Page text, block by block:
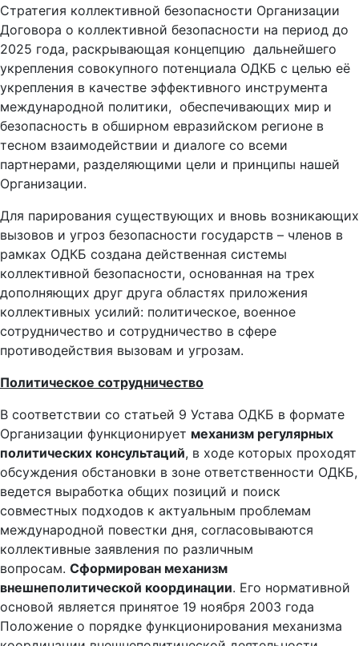
Стратегия коллективной безопасности Организации
Договора о коллективной безопасности на период до
2025 года, раскрывающая концепцию дальнейшего
укрепления совокупного потенциала ОДКБ с целью её
укрепления в качестве эффективного инструмента
международной политики, обеспечивающих мир и
безопасность в обширном евразийском регионе в
тесном взаимодействии и диалоге со всеми
партнерами, разделяющими цели и принципы нашей
Организации.
Для парирования существующих и вновь возникающих
вызовов и угроз безопасности государств – членов в
рамках ОДКБ создана действенная системы
коллективной безопасности, основанная на трех
дополняющих друг друга областях приложения
коллективных усилий: политическое, военное
сотрудничество и сотрудничество в сфере
противодействия вызовам и угрозам.
Политическое сотрудничество
В соответствии со статьей 9 Устава ОДКБ в формате
Организации функционирует механизм регулярных
политических консультаций, в ходе которых проходят
обсуждения обстановки в зоне ответственности ОДКБ,
ведется выработка общих позиций и поиск
совместных подходов к актуальным проблемам
международной повестки дня, согласовываются
коллективные заявления по различным
вопросам. Сформирован механизм
внешнеполитической координации. Его нормативной
основой является принятое 19 ноября 2003 года
Положение о порядке функционирования механизма